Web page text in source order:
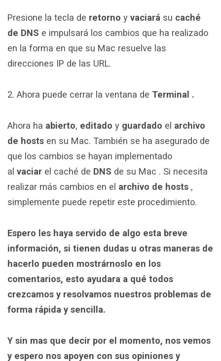
Presione la tecla de retorno y vaciará su caché
de DNS e impulsará los cambios que ha realizado
en la forma en que su Mac resuelve las
direcciones IP de las URL.
2. Ahora puede cerrar la ventana de Terminal .
Ahora ha abierto, editado y guardado el archivo
de hosts en su Mac. También se ha asegurado de
que los cambios se hayan implementado
al vaciar el caché de DNS de su Mac . Si necesita
realizar más cambios en el archivo de hosts ,
simplemente puede repetir este procedimiento.
Espero les haya servido de algo esta breve
información, si tienen dudas u otras maneras de
hacerlo pueden mostrárnoslo en los
comentarios, esto ayudara a qué todos
crezcamos y resolvamos nuestros problemas de
forma rápida y sencilla.
Y sin mas que decir por el momento, nos vemos
y espero nos apoyen con sus opiniones y